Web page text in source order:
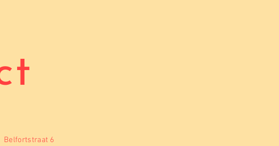
Belfortstraat 6